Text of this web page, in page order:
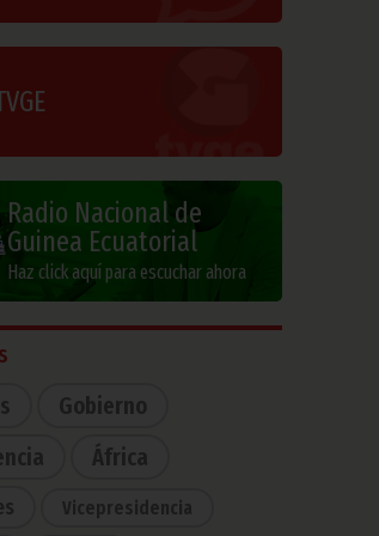
Radio Nacional de
Guinea Ecuatorial
Haz click aquí para escuchar ahora
Gobierno
África
Vicepresidencia